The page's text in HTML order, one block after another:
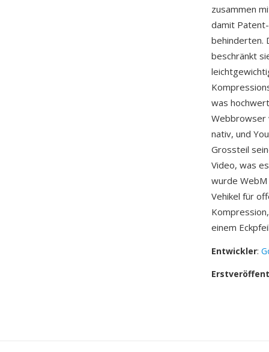
zusammen
damit
behinderten.
beschränkt
was
Webbrowser
nativ, und
Grossteil
Video, was
wurde
Vehikel für
einem
Entwickler: